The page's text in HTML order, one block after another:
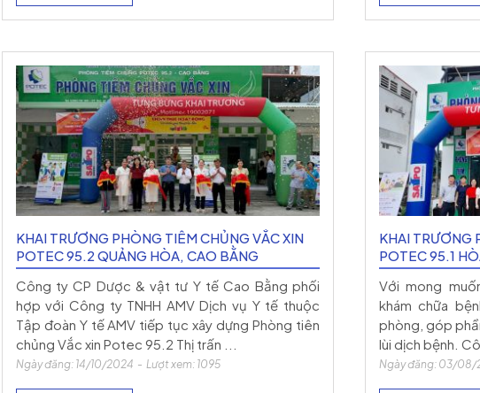
KHAI TRƯƠNG PHÒNG TIÊM CHỦNG VẮC XIN
POTEC 95.2 QUẢNG HÒA, CAO BẰNG
Công ty CP Dược & vật tư Y tế Cao Bằng phối
hợp với Công ty TNHH AMV Dịch vụ Y tế thuộc
Tập đoàn Y tế AMV tiếp tục xây dựng Phòng tiên
chủng Vắc xin Potec 95.2 Thị trấn ...
Ngày đăng: 14/10/2024 - Lượt xem: 1095
KHAI TRƯƠNG
POTEC 95.1
Với mong
khám chữa
phòng, góp
lùi dịch bệnh.
Ngày đăng: 03/08/